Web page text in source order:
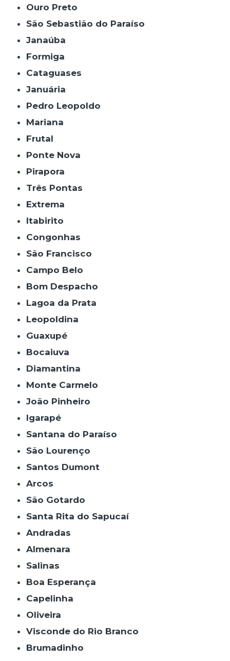
Ouro Preto
São Sebastião do Paraíso
Janaúba
Formiga
Cataguases
Januária
Pedro Leopoldo
Mariana
Frutal
Ponte Nova
Pirapora
Três Pontas
Extrema
Itabirito
Congonhas
São Francisco
Campo Belo
Bom Despacho
Lagoa da Prata
Leopoldina
Guaxupé
Bocaiuva
Diamantina
Monte Carmelo
João Pinheiro
Igarapé
Santana do Paraíso
São Lourenço
Santos Dumont
Arcos
São Gotardo
Santa Rita do Sapucaí
Andradas
Almenara
Salinas
Boa Esperança
Capelinha
Oliveira
Visconde do Rio Branco
Brumadinho